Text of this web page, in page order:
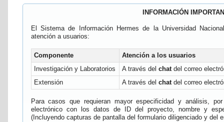
INFORMACIÓN
El Sistema de Información Hermes de la Universidad
atención a usuarios:
Componente
Atención a los usuarios
Investigación y Laboratorios
A través del chatdel correo
Extensión
A través del chatdel correo
Para casos que requieran mayor especificidad y análisis,
electrónico con los datos de ID del proyecto, nombre y
(Incluyendo capturas de pantalla del formulario diligenciado y del